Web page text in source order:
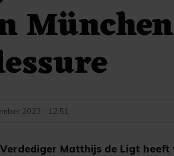
Verdediger Matthijs de Ligt
2023 - 12:51